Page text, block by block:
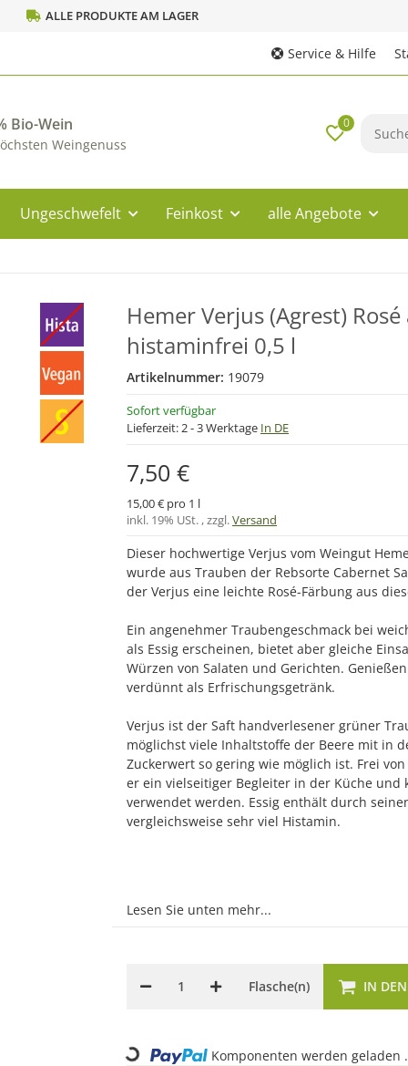
ALLE PRODUKTE AM LAGER
Service & Hilfe
Bio-Wein
Weingenuss
0
Ungeschwefelt Feinkost alle Angebote
Hemer Verjus (Agrest)
histaminfrei 0,5 l
Artikelnummer: 19079
Sofort verfügbar
Lieferzeit:2 - 3 Werktage In DE
7,50 €
15,00 € pro 1 l
inkl. 19% USt. , zzgl.Versand
Dieser hochwertige Verjus vom Weingut
wurde aus Trauben der Rebsorte Cabernet
der Verjus eine leichte Rosé-Färbung aus
Ein angenehmer Traubengeschmack bei
als Essig erscheinen, bietet aber gleiche
Würzen von Salaten und Gerichten.
verdünnt als Erfrischungsgetränk.
Verjus ist der Saft handverlesener grüner
möglichst viele Inhaltstoffe der Beere mit in
Zuckerwert so gering wie möglich ist. Frei
er ein vielseitiger Begleiter in der Küche und
verwendet werden. Essig enthält durch
vergleichsweise sehr viel Histamin.
Lesen Sie unten mehr...
Flasche(n) IN
Loading... Komponenten werden geladen